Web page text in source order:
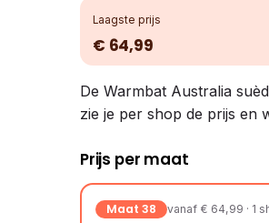
Laagste prijs
€ 64,99
De Warmbat Australia
zie je per shop de prijs en
Prijs per maat
Maat 38 vanaf € 64,99 · 1